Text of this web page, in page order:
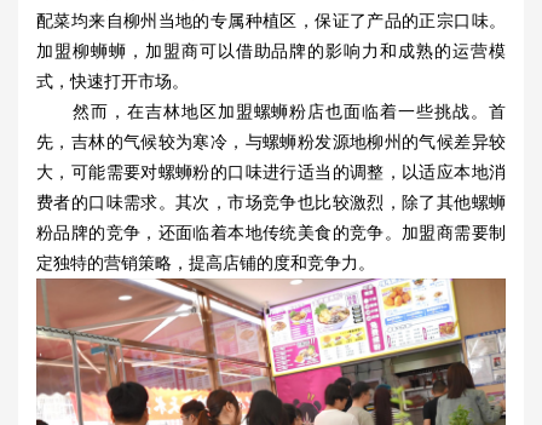
配菜均来自柳州当地的专属种植区，保证了产品的正宗口味。
加盟柳蛳蛳，加盟商可以借助品牌的影响力和成熟的运营模
式，快速打开市场。
然而，在吉林地区加盟螺蛳粉店也面临着一些挑战。首
先，吉林的气候较为寒冷，与螺蛳粉发源地柳州的气候差异较
大，可能需要对螺蛳粉的口味进行适当的调整，以适应本地消
费者的口味需求。其次，市场竞争也比较激烈，除了其他螺蛳
粉品牌的竞争，还面临着本地传统美食的竞争。加盟商需要制
定独特的营销策略，提高店铺的度和竞争力。